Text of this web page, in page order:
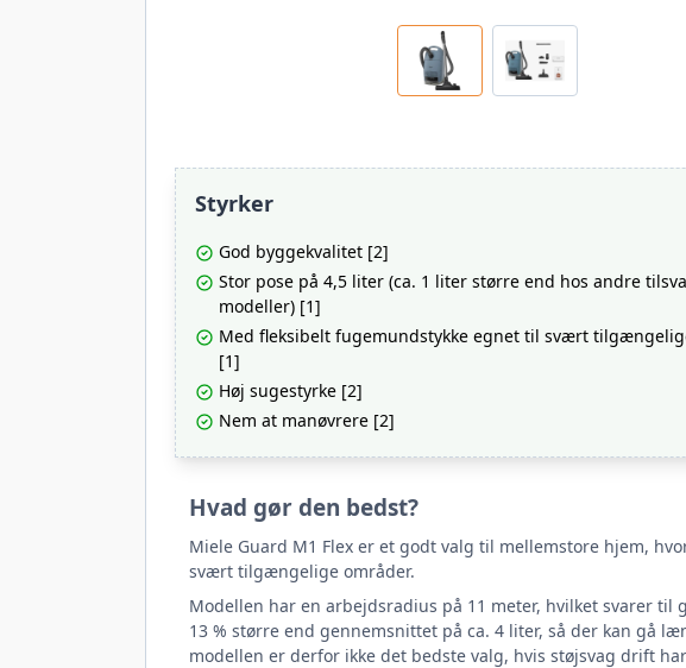
Styrker
God byggekvalitet [2]
Stor pose på 4,5 liter (ca. 1 liter større end hos andre
modeller) [1]
Med fleksibelt fugemundstykke egnet til svært
[1]
Høj sugestyrke [2]
Nem at manøvrere [2]
Hvad gør den bedst?
Miele Guard M1 Flex er et godt valg til mellemstore hjem,
svært tilgængelige områder.
Modellen har en arbejdsradius på 11 meter, hvilket svarer
13 % større end gennemsnittet på ca. 4 liter, så der kan gå
modellen er derfor ikke det bedste valg, hvis støjsvag drift